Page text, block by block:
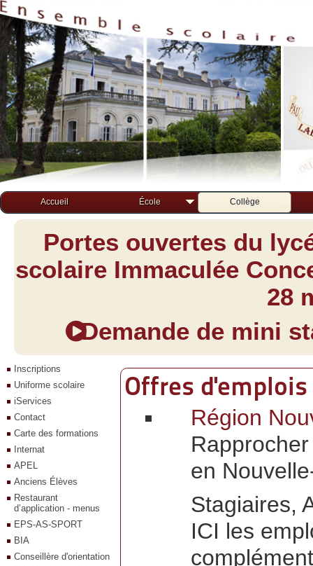
Accueil École Collège
Portes ouvertes du
scolaire Immaculée
28
Demande de mini
Inscriptions
Uniforme scolaire
iServices
Contact
Carte des formations
Internat
APEL
Anciens Élèves
Restaurant
d’application - menus
EPS-AS-SPORT
BIA
Conseillère d'orientation
Offres d'emplois
Région
en
Stagiaires,
ICI les